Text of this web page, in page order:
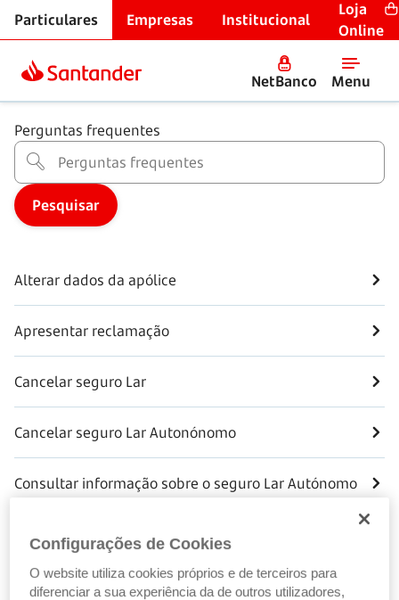
Particulares Empresas Institucional
Loja
Online
NetBanco Menu
Seguros
Seguro da casa
Perguntas frequentes
Alterar dados da apólice
Apresentar reclamação
Cancelar seguro Lar
Cancelar seguro Lar Autonónomo
Consultar informação sobre o seguro Lar Autónomo
Contratar
Contratar Seguro Lar Autónomo
Configurações de Cookies
O website utiliza cookies próprios e de terceiros para
diferenciar a sua experiência da de outros utilizadores,